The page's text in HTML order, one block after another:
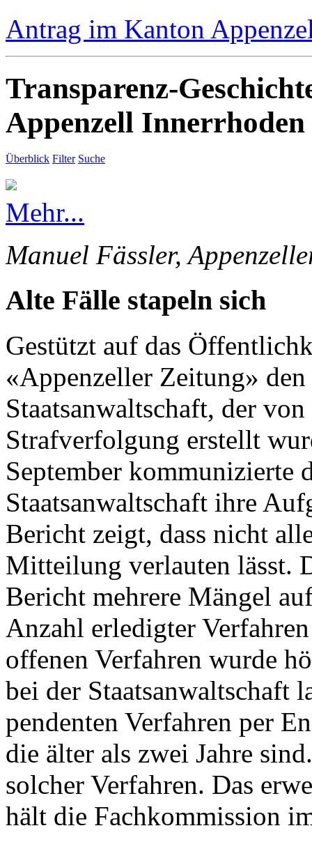
Antrag im Kanton
Transparenz-
Appenzell Innerrhoden
Überblick Filter Suche
Mehr...
Manuel Fässler,
Alte Fälle stapeln sich
Gestützt auf das
«Appenzeller Zeitung»
Staatsanwaltschaft, der
Strafverfolgung erstellt
September kommunizierte
Staatsanwaltschaft ihre
Bericht zeigt, dass nicht
Mitteilung verlauten lässt.
Bericht mehrere Mängel
Anzahl erledigter
offenen Verfahren wurde
bei der Staatsanwaltschaft
pendenten Verfahren per
die älter als zwei Jahre
solcher Verfahren. Das
hält die Fachkommission